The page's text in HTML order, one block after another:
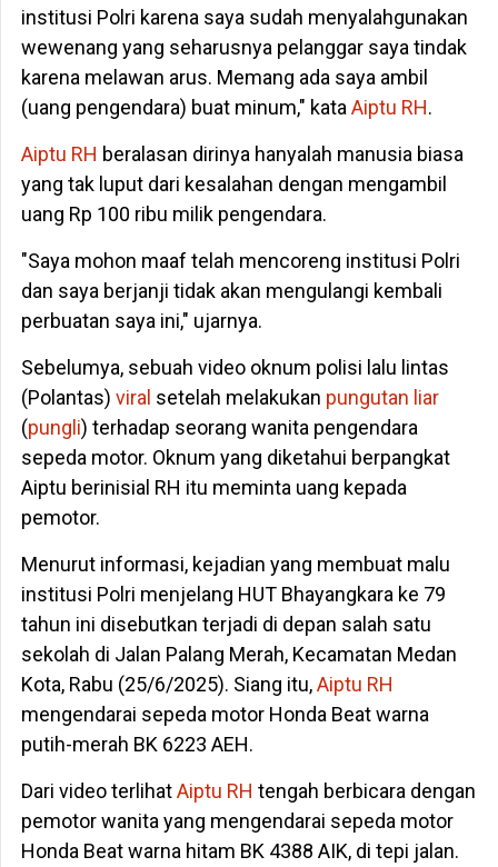
institusi Polri karena saya sudah menyalahgunakan
wewenang yang seharusnya pelanggar saya tindak
karena melawan arus. Memang ada saya ambil
(uang pengendara) buat minum," kata Aiptu RH.
Aiptu RH beralasan dirinya hanyalah manusia biasa
yang tak luput dari kesalahan dengan mengambil
uang Rp 100 ribu milik pengendara.
"Saya mohon maaf telah mencoreng institusi Polri
dan saya berjanji tidak akan mengulangi kembali
perbuatan saya ini," ujarnya.
Sebelumya, sebuah video oknum polisi lalu lintas
(Polantas) viral setelah melakukan pungutan liar
(pungli) terhadap seorang wanita pengendara
sepeda motor. Oknum yang diketahui berpangkat
Aiptu berinisial RH itu meminta uang kepada
pemotor.
Menurut informasi, kejadian yang membuat malu
institusi Polri menjelang HUT Bhayangkara ke 79
tahun ini disebutkan terjadi di depan salah satu
sekolah di Jalan Palang Merah, Kecamatan Medan
Kota, Rabu (25/6/2025). Siang itu,Aiptu RH
mengendarai sepeda motor Honda Beat warna
putih-merah BK 6223 AEH.
Dari video terlihatAiptu RH tengah berbicara dengan
pemotor wanita yang mengendarai sepeda motor
Honda Beat warna hitam BK 4388 AIK, di tepi jalan.